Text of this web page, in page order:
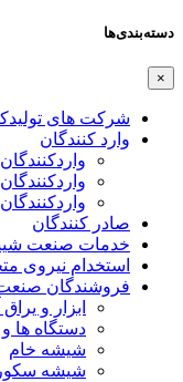
دسته‌بندی‌ها
×
شرکت های
وارد کنندگان
صادر کنندگان
خدمات صنعت
استخدام نیروی
فروشندگان
ابزار و
دستگاه ها
شیشه خام
شیشه